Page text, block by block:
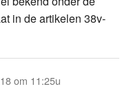
in de artikelen 38v-
om 11:25u